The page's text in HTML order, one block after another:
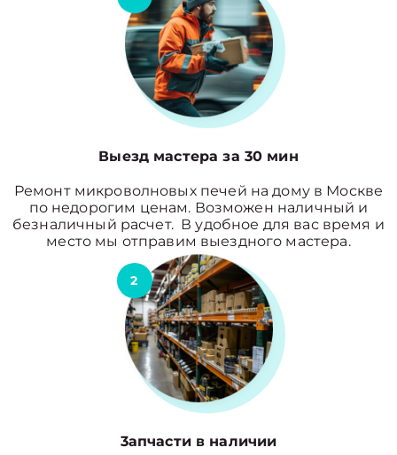
Выезд мастера за 30 мин
Ремонт микроволновых печей на дому в Москве
по недорогим ценам. Возможен наличный и
безналичный расчет. В удобное для вас время и
место мы отправим выездного мастера.
2
3апчасти в наличии